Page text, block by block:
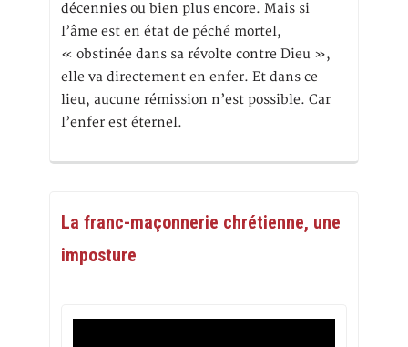
décennies ou bien plus encore. Mais si
l’âme est en état de péché mortel,
« obstinée dans sa révolte contre Dieu »,
elle va directement en enfer. Et dans ce
lieu, aucune rémission n’est possible. Car
l’enfer est éternel.
La franc-maçonnerie chrétienne, une
imposture